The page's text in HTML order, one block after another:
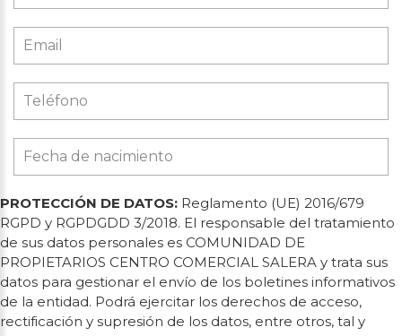
PROTECCIÓN DE DATOS: Reglamento (UE) 2016/679
RGPD y RGPDGDD 3/2018. El responsable del tratamiento
de sus datos personales es COMUNIDAD DE
PROPIETARIOS CENTRO COMERCIAL SALERA y trata sus
datos para gestionar el envío de los boletines informativos
de la entidad. Podrá ejercitar los derechos de acceso,
rectificación y supresión de los datos, entre otros, tal y